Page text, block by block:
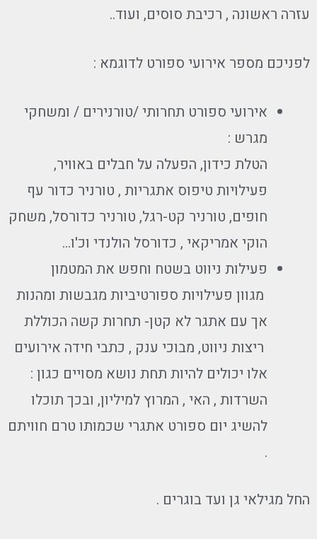
עזרה ראשונה , רכיבת סוסים, ועוד..
לפניכם מספר אירועי ספורט לדוגמא :
אירועי ספורט תחרותי /טורנירים / ומשחקי
מגרש :
הטלת כידון, הפעלה על חבלים באוויר,
פעילויות טיפוס אתגריות , טורניר כדור עף
חופים, טורניר קט-רגל, טורניר כדורסל, משחק
הוקי אמריקאי , כדורסל הולנדי וכ'ו…
פעילות ניווט בשטח וחפש את המטמון
מגוון פעילויות ספורטיביות מגבשות ומהנות
אך עם אתגר לא קטן- תחרות קשה הכוללת
ריצות ניווט, מבוכי ענק , כתבי חידה אירועים
אלו יכולים להיות תחת נושא מסויים כגון :
השרדות , האי , המרוץ למיליון, ובכך תוכלו
להשיג יום ספורט אתגרי שכמותו טרם חוויתם
.
החל מגילאי גן ועד בוגרים .